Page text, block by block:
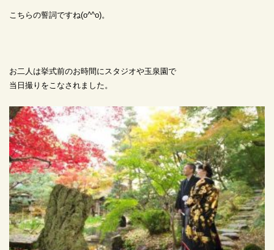
こちらの誓詞ですね(o^^o)。
お二人は挙式前のお時間にスタジオや玉泉園で
当日撮りをこなされました。